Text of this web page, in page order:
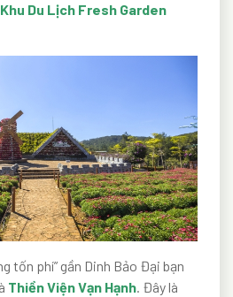
Khu Du Lịch Fresh Garden
tốn phí” gần Dinh Bảo Đại bạn
Thiền Viện Vạn Hạnh. Đây là